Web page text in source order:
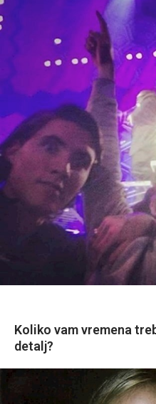
Koliko vam vremena
detalj?